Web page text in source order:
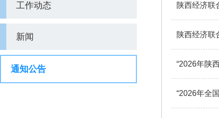
工作动态
新闻
通知公告
陕西经济联
“2026年陕
“2026年全